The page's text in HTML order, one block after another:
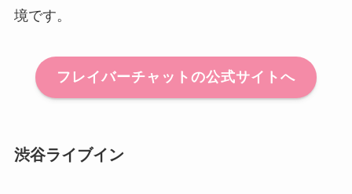
境です。
フレイバーチャットの公式サイトへ
渋谷ライブイン